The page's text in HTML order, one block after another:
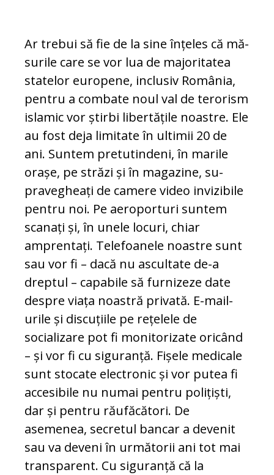
Ar trebui să fie de la sine înțeles că mă­
su­rile care se vor lua de majoritatea
statelor eu­ropene, inclusiv România,
pentru a com­bate noul val de terorism
islamic vor știrbi libertățile noastre. Ele
au fost deja limitate în ultimii 20 de
ani. Suntem pretutindeni, în marile
orașe, pe străzi și în magazine, su­
pravegheați de camere video invizibile
pen­tru noi. Pe aeroporturi suntem
scanați și, în unele locuri, chiar
amprentați. Te­le­foa­nele noastre sunt
sau vor fi – dacă nu as­cultate de-a
dreptul – capabile să furnizeze date
despre viața noastră privată. E-mail-
urile și discuțiile pe rețelele de
socializare pot fi monitorizate oricând
– și vor fi cu si­guranță. Fișele medicale
sunt stocate elec­tronic și vor putea fi
accesibile nu numai pentru polițiști,
dar și pentru răufăcători. De
asemenea, secretul bancar a devenit
sau va deveni în următorii ani tot mai
trans­parent. Cu siguranță că la